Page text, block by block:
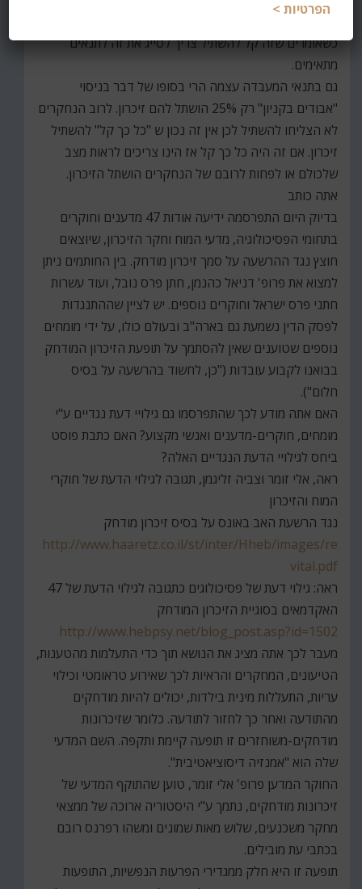
כשאומרים שזה קל להשתיל צריך לסייג את זה לתנאים
מתאימים.
גם בתנאי המעבדה עצמה הרי בסופו של דבר בניסוי
"אבודים בקניון" רק 25% הושתל להם זיכרון. לרוב הנחקרים
לא הצליחו להשתיל לכן אין זה נכון ש "כל כך קל" להשתיל
זיכרון. אם זה היה כל כך קל אז הינו צריכים לראות מצב
שלכולם או לפחות לרובם של הנחקרים הושתל הזיכרון.
אתה כותב
בדיוק היום התפרסמה ידיעה אודות 47 מדענים וחוקרים
בתחומי הפסיכולוגיה, מדעי המוח וחקר הזיכרון, שיוצאים
חוצץ נגד ההרשעה על סמך זיכרון מודחק. בין החותמים ניתן
למצוא את פרופ' דניאל כהנמן, חתן פרס נובל, ועוד עשרות
חתני פרס ישראל וחוקרים נוספים. יש לציין שההתנגדות
לפסק הדין נשמעת גם בארה"ב ובעולם כולו, על ידי מומחים
נוספים שטוענים שאין להסתמך על תופעת הזיכרון המודחק
בבואנו לקבוע עובדות ("כן, לחשוד בהרשעה על בסיס
חלום").
האם אתה מודע לכך שהתפרסמו גם גילויי דעת נגדיים ע"י
מומחים, חוקרים-מדענים ואנשי מקצוע? האם כתבת פוסט
ביחס לגילויי הדעת הנגדיים האלה?
ראה, אלי זומר וצביה זליגמן, תגובה לגילוי הדעת של חוקרי
המוח והזיכרון
נגד הרשעת האב באונס על בסיס זיכרון מודחק
http://www.haaretz.co.il/st/inter/Hheb/images/re
vital.pdf
ראה: גילוי דעת של פסיכולוגים כתגובה לגילוי הדעת של 47
האקדמאים בסוגיית הזיכרון המודחק
http://www.hebpsy.net/blog_post.asp?id=1502
מעבר לכך אתה מציג את הנושא תוך כדי התעלמות מהטענות,
הטיעונים, המחקרים והראיות לכך שאירוע טראומטי וכילוי
עריות, התעללות מינית בילדות, יכולים להיות מודחקים
מהתודעה ואחר כך לחזור לתודעה. כלומר שזיכרונות
מודחקים-משוחזרים זו תופעה קיימת ותקפה. השם המדעי
שלה הוא "אמנזיה דיסוציאטיבית".
החוקר המדען פרופ' אלי זומר, טוען שהתוקף המדעי של
זיכרונות מודחקים, נתמך ע"י היסטוריה ארוכה של ממצאי
מחקר משכנעים, שלוש מאות שמונים ומשהו רפרנס רובם
בכתבי עת מובילים.
תופעה זו היא חלק ממגדירי הפרעות הנפשיות, התופעות
הפרטיות >